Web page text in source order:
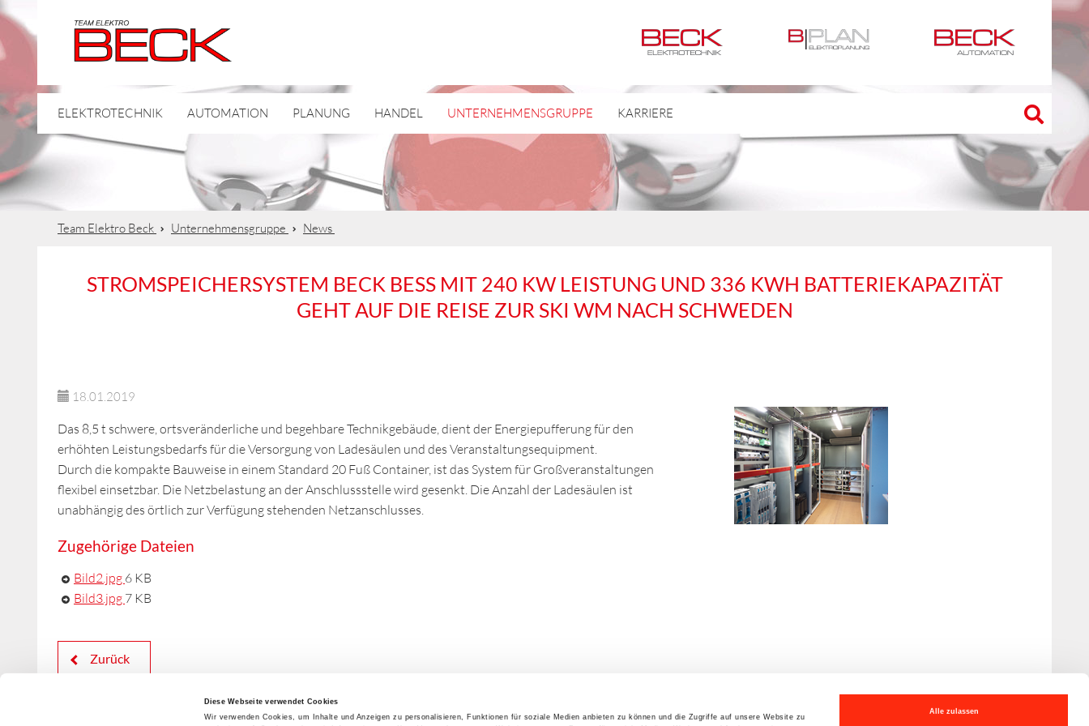
Diese Webseite verwendet Cookies
Wir verwenden Cookies, um Inhalte und Anzeigen zu personalisieren, Funktionen für soziale Medien anbieten zu können und die Zugriffe auf unsere Website zu
Alle zulassen
ELEKTROTECHNIK AUTOMATION PLANUNG HANDEL UNTERNEHMENSGRUPPE KARRIERE
Team Elektro Beck Unternehmensgruppe News
STROMSPEICHERSYSTEM BECK BESS MIT 240 KW LEISTUNG UND 336 KWH BATTERIEKAPAZITÄT
GEHT AUF DIE REISE ZUR SKI WM NACH SCHWEDEN
18.01.2019
Das 8,5 t schwere, ortsveränderliche und begehbare Technikgebäude, dient der Energiepufferung für den
erhöhten Leistungsbedarfs für die Versorgung von Ladesäulen und des Veranstaltungsequipment.
Durch die kompakte Bauweise in einem Standard 20 Fuß Container, ist das System für Großveranstaltungen
flexibel einsetzbar. Die Netzbelastung an der Anschlussstelle wird gesenkt. Die Anzahl der Ladesäulen ist
unabhängig des örtlich zur Verfügung stehenden Netzanschlusses.
Zugehörige Dateien
Bild2.jpg 6 KB
Bild3.jpg 7 KB
Zurück